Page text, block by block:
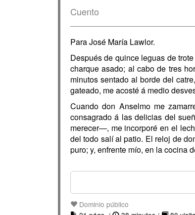
Cuento
Para José María Lawlor.
Después de quince leguas de
charque asado; al cabo de tres
minutos sentado al borde del
gateado, me acosté á medio
Cuando don Anselmo me
consagrado á las delicias del
merecer—, me incorporé en el
del todo salí al patio. El reloj de
puro; y, enfrente mío, en la cocina
Dominio público